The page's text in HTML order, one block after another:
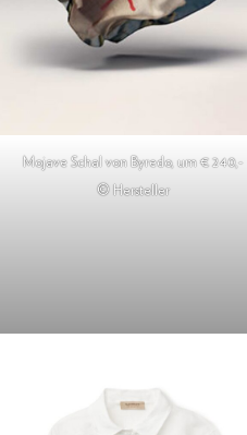
Mojave Schal von Byredo, um € 240,-
© Hersteller